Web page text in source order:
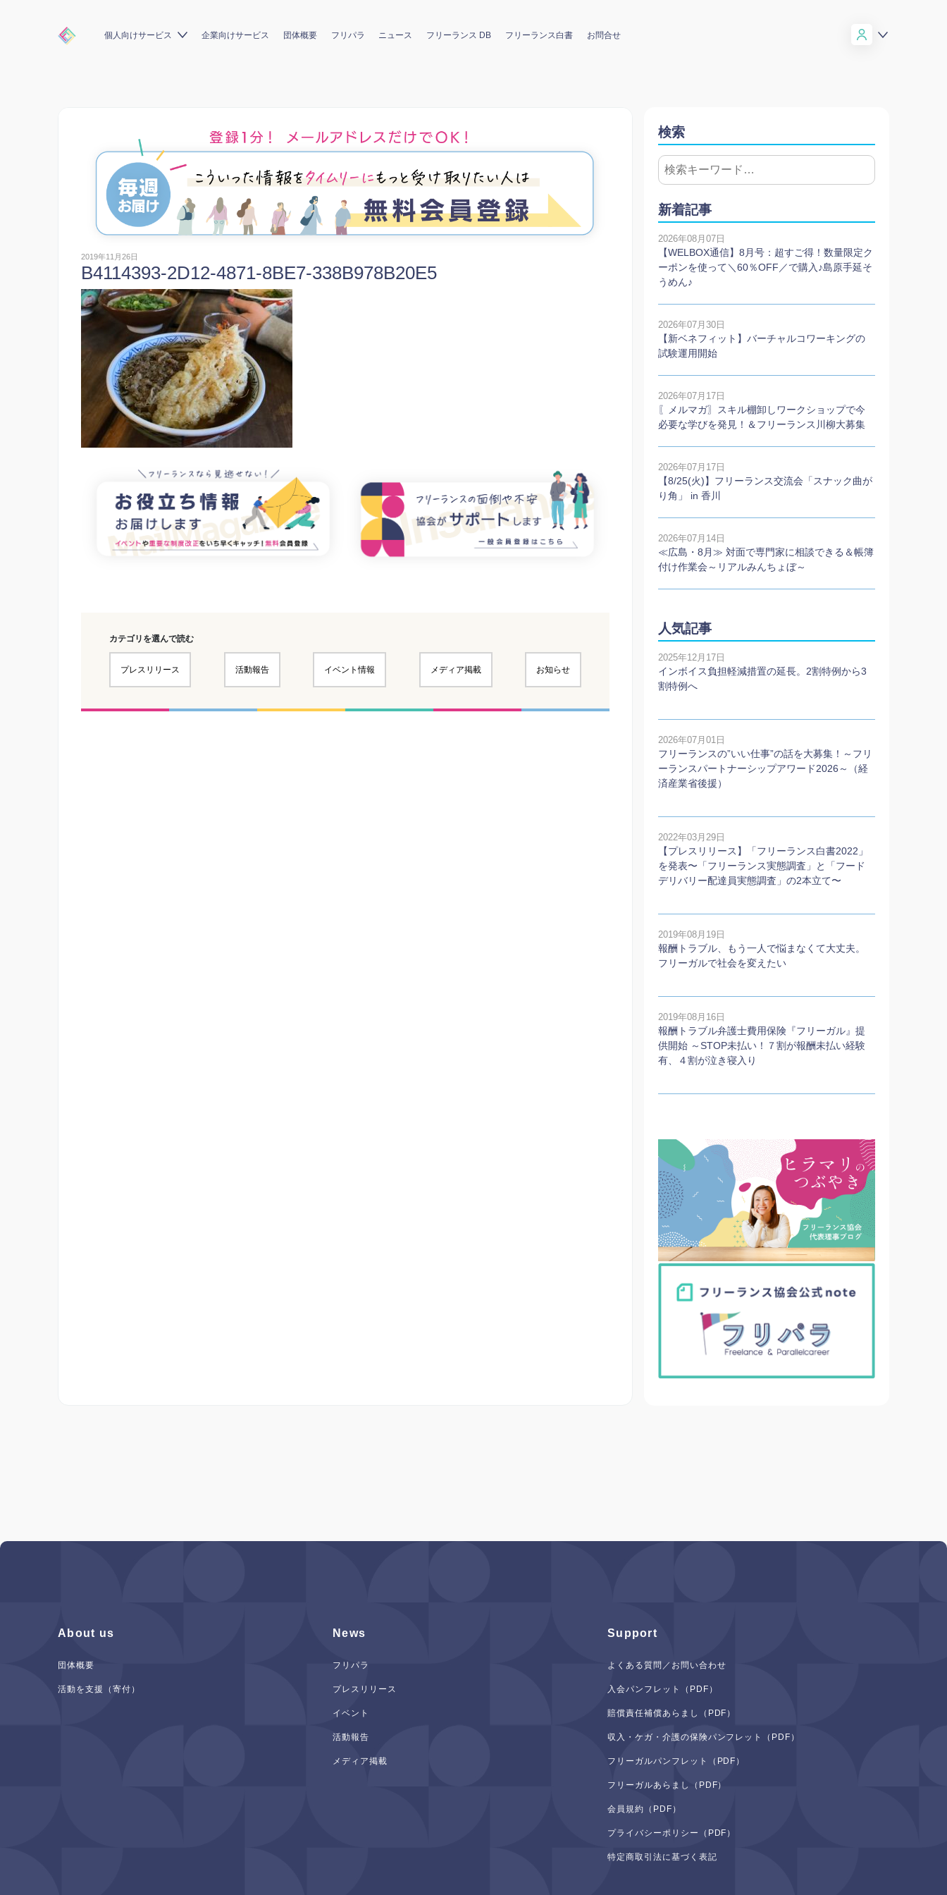
個人向けサービス 企業向けサービス 団体概要 フリパラ ニュース フリーランス DB フリーランス白書 お問合せ
2019年11月26日
B4114393-2D12-4871-8BE7-338B978B20E5
カテゴリを選んで読む
プレスリリース 活動報告 イベント情報 メディア掲載 お知らせ
検索
新着記事
2026年08月07日
【WELBOX通信】8月号：超すご得！数量限定ク
ーポンを使って＼60％OFF／で購入♪島原手延そ
うめん♪
2026年07月30日
【新ベネフィット】バーチャルコワーキングの
試験運用開始
2026年07月17日
〖メルマガ〗スキル棚卸しワークショップで今
必要な学びを発見！＆フリーランス川柳大募集
2026年07月17日
【8/25(火)】フリーランス交流会「スナック曲が
り角」 in 香川
2026年07月14日
≪広島・8月≫ 対面で専門家に相談できる＆帳簿
付け作業会～リアルみんちょぼ～
人気記事
2025年12月17日
インボイス負担軽減措置の延長。2割特例から3
割特例へ
2026年07月01日
フリーランスの”いい仕事”の話を大募集！～フリ
ーランスパートナーシップアワード2026～（経
済産業省後援）
2022年03月29日
【プレスリリース】「フリーランス白書2022」
を発表〜「フリーランス実態調査」と「フード
デリバリー配達員実態調査」の2本⽴て〜
2019年08月19日
報酬トラブル、もう一人で悩まなくて大丈夫。
フリーガルで社会を変えたい
2019年08月16日
報酬トラブル弁護士費用保険『フリーガル』提
供開始 ～STOP未払い！７割が報酬未払い経験
有、４割が泣き寝入り
About us
団体概要
活動を支援（寄付）
News
フリパラ
プレスリリース
イベント
活動報告
メディア掲載
Support
よくある質問／お問い合わせ
入会パンフレット（PDF）
賠償責任補償あらまし（PDF）
収入・ケガ・介護の保険パンフレット（PDF）
フリーガルパンフレット（PDF）
フリーガルあらまし（PDF）
会員規約（PDF）
プライバシーポリシー（PDF）
特定商取引法に基づく表記